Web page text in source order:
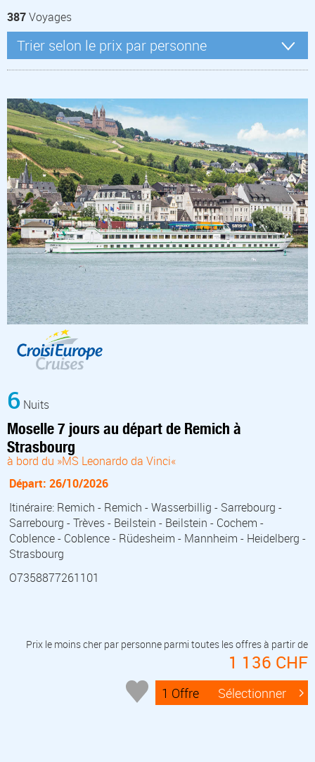
387Voyages
6 Nuits
Moselle 7 jours au départ de Remich à
Strasbourg
à bord du »MS Leonardo da Vinci«
Départ: 26/10/2026
Itinéraire: Remich - Remich - Wasserbillig - Sarrebourg -
Sarrebourg - Trèves - Beilstein - Beilstein - Cochem -
Coblence - Coblence - Rüdesheim - Mannheim - Heidelberg -
Strasbourg
O7358877261101
Prix le moins cher par personne parmi toutes les offres à partir de
1 136 CHF
1 Offre Sélectionner